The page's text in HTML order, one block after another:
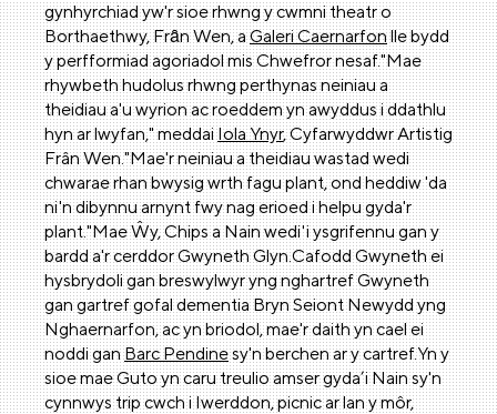
gynhyrchiad yw'r sioe rhwng y cwmni theatr o
Borthaethwy, Frȃn Wen, aGaleri Caernarfonlle bydd
y perfformiad agoriadol mis Chwefror nesaf."Mae
rhywbeth hudolus rhwng perthynas neiniau a
theidiau a'u wyrion ac roeddem yn awyddus i ddathlu
hyn ar lwyfan," meddaiIola Ynyr, Cyfarwyddwr Artistig
Frân Wen."Mae'r neiniau a theidiau wastad wedi
chwarae rhan bwysig wrth fagu plant, ond heddiw 'da
ni'n dibynnu arnynt fwy nag erioed i helpu gyda'r
plant."Mae Ŵy, Chips a Nain wedi'i ysgrifennu gan y
bardd a'r cerddor Gwyneth Glyn.Cafodd Gwyneth ei
hysbrydoli gan breswylwyr yng nghartref Gwyneth
gan gartref gofal dementia Bryn Seiont Newydd yng
Nghaernarfon, ac yn briodol, mae'r daith yn cael ei
noddi ganBarc Pendinesy'n berchen ar y cartref.Yn y
sioe mae Guto yn caru treulio amser gyda’i Nain sy'n
cynnwys trip cwch i Iwerddon, picnic ar lan y môr,